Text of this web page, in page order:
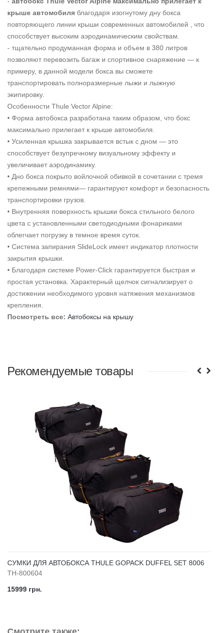
крыше автомобиля благодаря изогнутому дну бокса
повторяющего линии крыши современных автомобилей , что
способствует высоким аэродинамическим свойствам.
- тщательно продуманная форма и объем в 380 литров
позволяют перевозить багаж и спортивное снаряжение — к
примеру, в данной модели бокса вы сможете
транспортировать полноразмерные лыжи и лыжную
экипировку.
Особенности Thule Vector Alpine:
• Форма автобокса разработана таким образом, что бокс
максимально прилегает к крыше автомобиля.
• Усиленная крышка закрывается встык с дном — это
способствует безупречному визуальному эффекту и
увеличивает аэродинамику.
• Дно бокса покрыто войлочной обивкой в сочетании с тремя
крепежными ремнями— гарантируют комфорт и безопасность
транспортировки грузов.
• Внутренняя поверхность крышки бокса стильного белого
цвета с установленными светодиодными фонариками
облегчает погрузку в темное время суток.
• Система запирания SlideLock имеет индикатор плотности
закрытия крышки.
• Благодаря системе Power-Click гарантируется быстрая и
простая установка. Характерный щелчок сигнализирует о
достижении необходимого уровня натяжения механизмов
крепления.
Посмотреть все: Автобоксы на крышу
Рекомендуемые товары
СУМКИ ДЛЯ АВТОБОКСА THULE GOPACK DUFFEL SET 8006
TH-800604
15999 грн.